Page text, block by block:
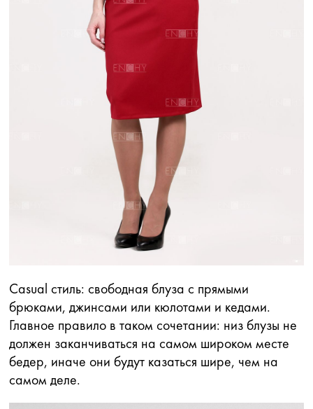
Сasual стиль: свободная блуза с прямыми
брюками, джинсами или кюлотами и кедами.
Главное правило в таком сочетании: низ блузы не
должен заканчиваться на самом широком месте
бедер, иначе они будут казаться шире, чем на
самом деле.